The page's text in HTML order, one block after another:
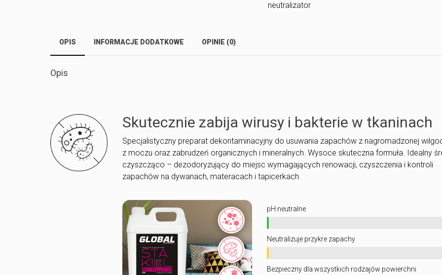
neutralizator
OPIS INFORMACJE DODATKOWE OPINIE (0)
Opis
Skutecznie zabija wirusy i bakterie w tkaninach
Specjalistyczny preparat dekontaminacyjny do usuwania zapachów z nagromadzonej
z moczu oraz zabrudzeń organicznych i mineralnych. Wysoce skuteczna formuła. Idealny
czyszcząco – dezodoryzujący do miejsc wymagających renowacji, czyszczenia i kontroli
zapachów na dywanach, materacach i tapicerkach.
pH neutralne
Neutralizuje przykre zapachy
Bezpieczny dla wszystkich rodzajów powierchni